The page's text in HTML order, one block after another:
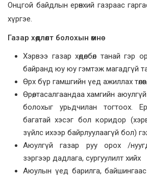
Онцгой байдлын ерөнхий газраас
хүргэе.
Газар хөдлөлт болохын өмнө
Хэрвээ газар хөдөлбөл танай гэр
байранд юу юу гэмтэж магадгүй
Өрх бүр гамшгийн үед ажиллах
Өрөө, тасалгаандаа хамгийн
болохыг урьдчилан тогтоох.
багатай хэсэг бол коридор
зүйлс ихээр байрлуулаагүй бол)
Аюулгүй газар руу орох /
зэргээр дадлага, сургуулилт хийх
Аюулын үед барилга,